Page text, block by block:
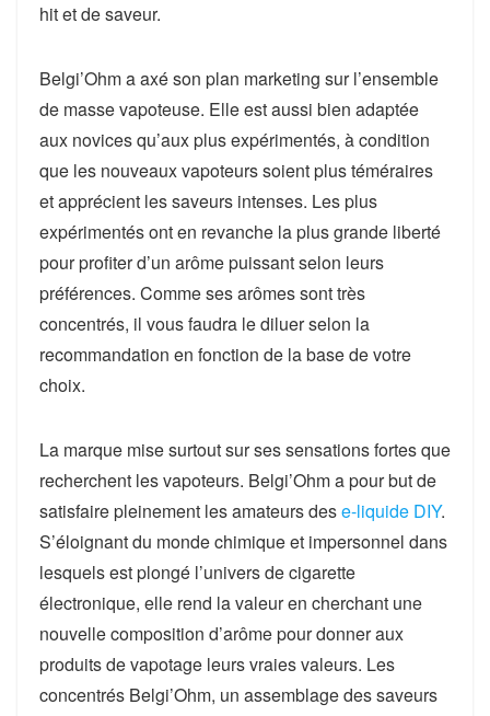
hit et de saveur.
Belgi’Ohm a axé son plan marketing sur l’ensemble
de masse vapoteuse. Elle est aussi bien adaptée
aux novices qu’aux plus expérimentés, à condition
que les nouveaux vapoteurs soient plus téméraires
et apprécient les saveurs intenses. Les plus
expérimentés ont en revanche la plus grande liberté
pour profiter d’un arôme puissant selon leurs
préférences. Comme ses arômes sont très
concentrés, il vous faudra le diluer selon la
recommandation en fonction de la base de votre
choix.
La marque mise surtout sur ses sensations fortes que
recherchent les vapoteurs. Belgi’Ohm a pour but de
satisfaire pleinement les amateurs dese-liquide DIY.
S’éloignant du monde chimique et impersonnel dans
lesquels est plongé l’univers de cigarette
électronique, elle rend la valeur en cherchant une
nouvelle composition d’arôme pour donner aux
produits de vapotage leurs vraies valeurs. Les
concentrés Belgi’Ohm, un assemblage des saveurs